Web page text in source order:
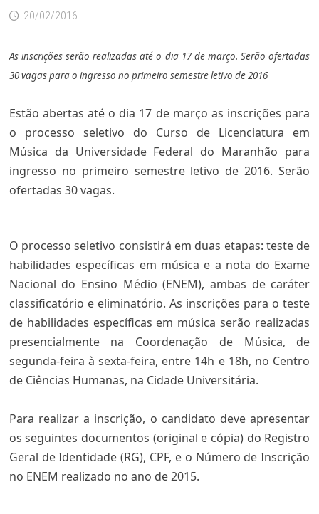
20/02/2016
As inscrições serão realizadas até o dia 17 de março. Serão ofertadas
30 vagas para o ingresso no primeiro semestre letivo de 2016
Estão abertas até o dia 17 de março as inscrições para
o processo seletivo do Curso de Licenciatura em
Música da Universidade Federal do Maranhão para
ingresso no primeiro semestre letivo de 2016. Serão
ofertadas 30 vagas.
O processo seletivo consistirá em duas etapas: teste de
habilidades específicas em música e a nota do Exame
Nacional do Ensino Médio (ENEM), ambas de caráter
classificatório e eliminatório. As inscrições para o teste
de habilidades específicas em música serão realizadas
presencialmente na Coordenação de Música, de
segunda-feira à sexta-feira, entre 14h e 18h, no Centro
de Ciências Humanas, na Cidade Universitária.
Para realizar a inscrição, o candidato deve apresentar
os seguintes documentos (original e cópia) do Registro
Geral de Identidade (RG), CPF, e o Número de Inscrição
no ENEM realizado no ano de 2015.